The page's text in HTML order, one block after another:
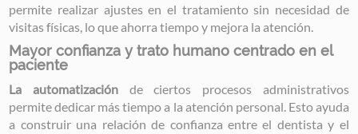
permite realizar ajustes en el tratamiento sin necesidad de
visitas físicas, lo que ahorra tiempo y mejora la atención.
Mayor confianza y trato humano centrado en el
paciente
La automatización de ciertos procesos administrativos
permite dedicar más tiempo a la atención personal. Esto ayuda
a construir una relación de confianza entre el dentista y el